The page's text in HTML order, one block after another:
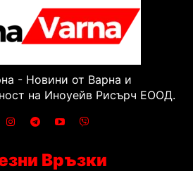
- Новини от Варна и
на Иноуейв Рисърч ЕООД.
Връзки